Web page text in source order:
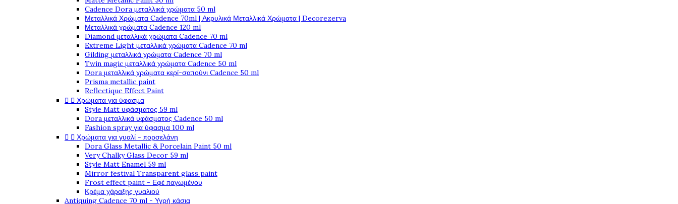
Cadence Dora μεταλλικά χρώματα 50 ml
Μεταλλικά Χρώματα Cadence 70ml | Ακρυλικά Μεταλλικά Χρώματα | Decorezerva
Μεταλλικά χρώματα Cadence 120 ml
Diamond μεταλλικά χρώματα Cadence 70 ml
Extreme Light μεταλλικά χρώματα Cadence 70 ml
Gilding μεταλλικά χρώματα Cadence 70 ml
Twin magic μεταλλικά χρώματα Cadence 50 ml
Dora μεταλλικά χρώματα κερί-σαπούνι Cadence 50 ml
Prisma metallic paint
Reflectique Effect Paint
  Χρώματα για ύφασμα
Style Matt υφάσματος 59 ml
Dora μεταλλικά υφάσματος Cadence 50 ml
Fashion spray για ύφασμα 100 ml
  Χρώματα για γυαλί - πορσελάνη
Dora Glass Metallic & Porcelain Paint 50 ml
Very Chalky Glass Decor 59 ml
Style Matt Enamel 59 ml
Mirror festival Transparent glass paint
Frost effect paint - Εφέ παγωμένου
Κρέμα χάραξης γυαλιού
Antiquing Cadence 70 ml - Υγρή κάσια